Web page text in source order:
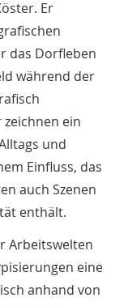
Er
das Dorfleben
während der
ein
und
Einfluss, das
auch Szenen
enthält.
Arbeitswelten
eine
anhand von